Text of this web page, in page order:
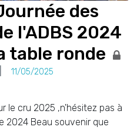
des
l'ADBS 2024
table ronde
11/05/2025
le cru 2025 ,n'hésitez pas à
2024 Beau souvenir que